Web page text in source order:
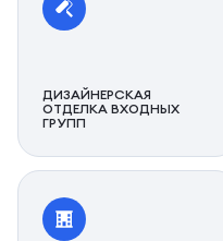
ДИЗАЙНЕРСКАЯ
ОТДЕЛКА ВХОДНЫХ
ГРУПП